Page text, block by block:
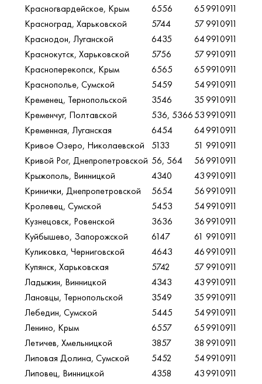
Красногвардейское, Крым
6556 659910911
Красноград, Харьковской
5744 579910911
Краснодон, Луганской
6435 649910911
Краснокутск, Харьковской
5756 579910911
Красноперекопск, Крым
6565 659910911
Краснополье, Сумской
5459 549910911
Кременец, Тернопольской
3546 359910911
Кременчуг, Полтавской
536, 5366539910911
Кременная, Луганская
6454 649910911
Кривое Озеро, Николаевской
5133 51 9910911
Кривой Рог, Днепропетровской 56, 564 569910911
Крыжополь, Винницкой
4340 439910911
Кринички, Днепропетровской
5654 569910911
Кролевец, Сумской
5453 549910911
Кузнецовск, Ровенской
3636 369910911
Куйбышево, Запорожской
6147 61 9910911
Куликовка, Черниговской
4643 469910911
Купянск, Харьковская
5742 579910911
Ладыжин, Винницкой
4343 439910911
Лановцы, Тернопольской
3549 359910911
Лебедин, Сумской
5445 549910911
Ленино, Крым
6557 659910911
Летичев, Хмельницкой
3857 389910911
Липовая Долина, Сумской
5452 549910911
Липовец, Винницкой
4358 439910911